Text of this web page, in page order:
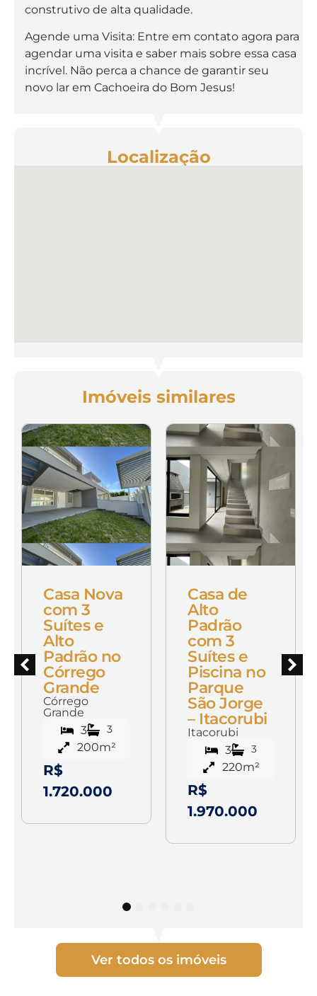
construtivo de alta qualidade.
Agende uma Visita: Entre em contato agora para
agendar uma visita e saber mais sobre essa casa
incrível. Não perca a chance de garantir seu
novo lar em Cachoeira do Bom Jesus!
Localização
Imóveis similares
Casa Nova
com 3
Suítes e
Alto
Padrão no
Córrego
Grande
Córrego
Grande
3
3
200m²
R$
1.720.000
Casa de
Alto
Padrão
com 3
Suítes e
Piscina no
Parque
São Jorge
– Itacorubi
Itacorubi
3
3
220m²
R$
1.970.000
4
Ver todos os imóveis